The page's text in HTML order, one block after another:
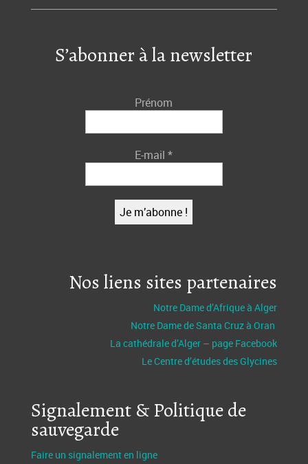
S’abonner à la newsletter
Prénom
E-mail*
Nos liens sites partenaires
Notre Dame d’Afrique à Alger
Notre Dame de Santa Cruz à Oran
La cathédrale d’Alger – page Facebook
Le Centre d’études des Glycines
Signalement & Politique de
sauvegarde
Faire un signalement en ligne